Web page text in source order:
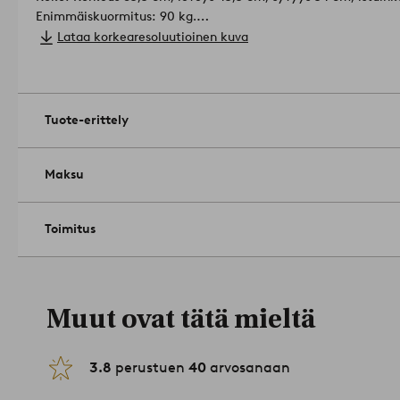
Enimmäiskuormitus: 90 kg.
Hoito-ohje: Pyyhitään kevyesti kostutetulla liinalla.
Vinkki: DEIA-tuolit sopivat myös varaistuimiksi
paljon tilaa.Tuotenumero: 1535563-08-0
Lataa korkearesoluutioinen kuva
Tuote-erittely
Maksu
Toimitus
Muut ovat tätä mieltä
3.8 perustuen 40 arvosanaan